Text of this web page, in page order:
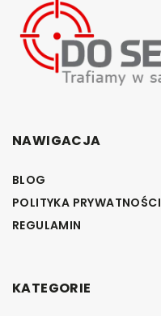
NAWIGACJA
BLOG
POLITYKA PRYWATNOŚCI
REGULAMIN
KATEGORIE